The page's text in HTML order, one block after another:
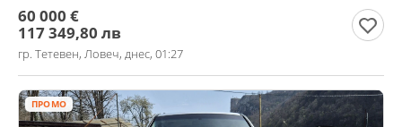
60 000 €
117 349,80 лв
гр. Тетевен, Ловеч, днес, 01:27
ПРОМО